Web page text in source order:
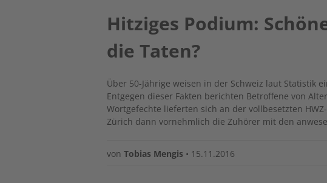
Hitziges Podium:
die Taten?
Über 50-Jährige weisen in der Schweiz laut Statistik
Entgegen dieser Fakten berichten Betroffene von
Wortgefechte lieferten sich an der vollbesetzten
Zürich dann vornehmlich die Zuhörer mit den
von Tobias Mengis • 15.11.2016